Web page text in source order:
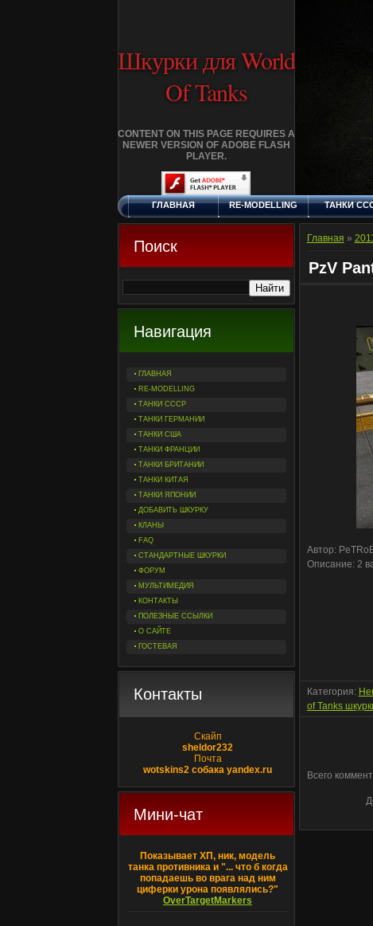
Шкурки для World
Of Tanks
CONTENT ON THIS PAGE REQUIRES A
NEWER VERSION OF ADOBE FLASH
PLAYER.
СУББОТА, 8.8.2026
ГЛАВНАЯ RE-MODELLING ТАНКИ
ДОБАВИТЬ
КЛАНЫ FAQ
Поиск
Навигация
ГЛАВНАЯ
RE-MODELLING
ТАНКИ СССР
ТАНКИ ГЕРМАНИИ
ТАНКИ США
ТАНКИ ФРАНЦИИ
ТАНКИ БРИТАНИИ
ТАНКИ КИТАЯ
ТАНКИ ЯПОНИИ
ДОБАВИТЬ ШКУРКУ
КЛАНЫ
FAQ
СТАНДАРТНЫЕ ШКУРКИ
ФОРУМ
МУЛЬТИМЕДИЯ
КОНТАКТЫ
ПОЛЕЗНЫЕ ССЫЛКИ
О САЙТЕ
ГОСТЕВАЯ
Контакты
Скайп
sheldor232
Почта
wotskins2 собака yandex.ru
Мини-чат
Показывает ХП, ник, модель
танка противника и "... что б когда
попадаешь во врага над ним
циферки урона появлялись?"
OverTargetMarkers
Главная »
PzV
Автор:
Описание: 2
Категория:
of Tanks
Всего